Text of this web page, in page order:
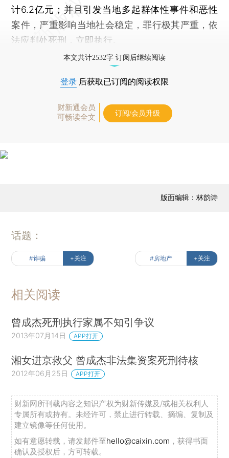
计6.2亿元；并且引发当地多起群体性事件和恶性
案件，严重影响当地社会稳定，罪行极其严重，依
法应判处死刑，立即执行。
本文共计2532字 订阅后继续阅读
登录 后获取已订阅的阅读权限
财新通会员
可畅读全文
订阅/会员升级
版面编辑：林韵诗
话题：
#诈骗 +关注 #房地产 +关注
相关阅读
曾成杰死刑执行家属不知引争议
2013年07月14日 APP打开
湘女进京救父 曾成杰非法集资案死刑待核
2012年06月25日 APP打开
财新网所刊载内容之知识产权为财新传媒及/或相关权利人
专属所有或持有。未经许可，禁止进行转载、摘编、复制及
建立镜像等任何使用。
如有意愿转载，请发邮件至hello@caixin.com ，获得书面
确认及授权后，方可转载。